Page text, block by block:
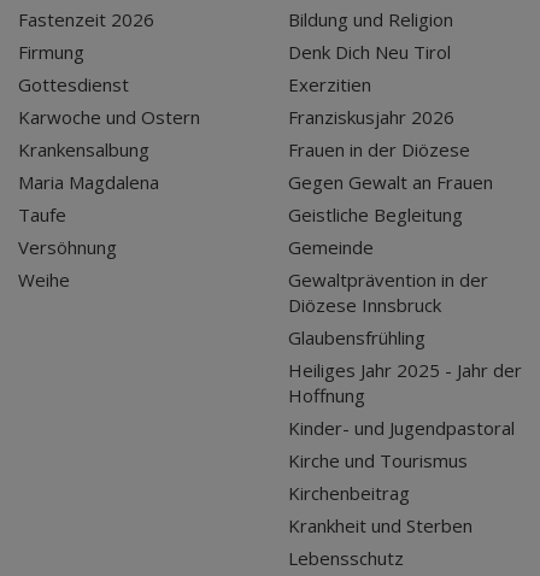
Fastenzeit 2026
Firmung
Gottesdienst
Karwoche und Ostern
Krankensalbung
Maria Magdalena
Taufe
Versöhnung
Weihe
Bildung und Religion
Denk Dich Neu Tirol
Exerzitien
Franziskusjahr 2026
Frauen in der Diözese
Gegen Gewalt an Frauen
Geistliche Begleitung
Gemeinde
Gewaltprävention in der
Diözese Innsbruck
Glaubensfrühling
Heiliges Jahr 2025 - Jahr der
Hoffnung
Kinder- und Jugendpastoral
Kirche und Tourismus
Kirchenbeitrag
Krankheit und Sterben
Lebensschutz